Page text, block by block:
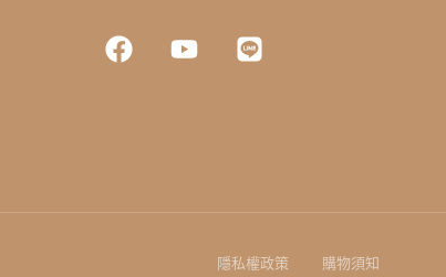
隱私權政策 購物須知